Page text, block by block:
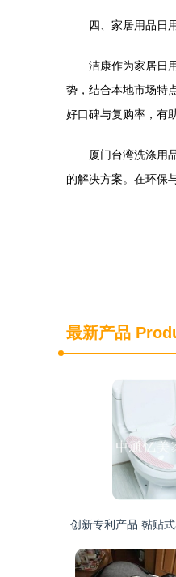
四、家居用品日
洁康作为家居日
势，结合本地市场特
好口碑与复购率，有
厦门台湾洗涤用
的解决方案。在环保
最新产品